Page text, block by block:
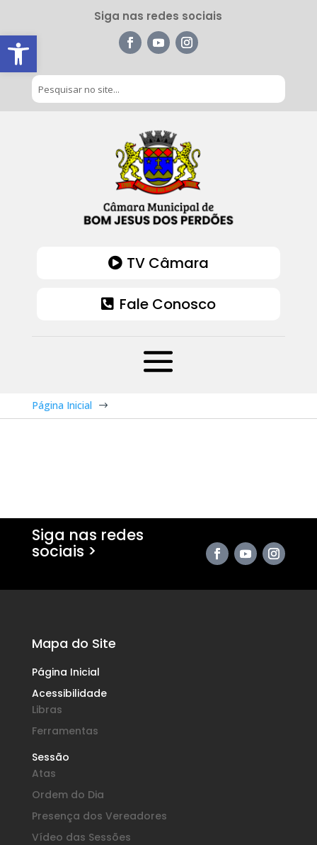
Barra de Ferramentas Aberta
Siga nas redes sociais
TV Câmara
Fale Conosco
Página Inicial $
Siga nas redes
sociais >
Mapa do Site
Página Inicial
Acessibilidade
Libras
Ferramentas
Sessão
Atas
Ordem do Dia
Presença dos Vereadores
Vídeo das Sessões